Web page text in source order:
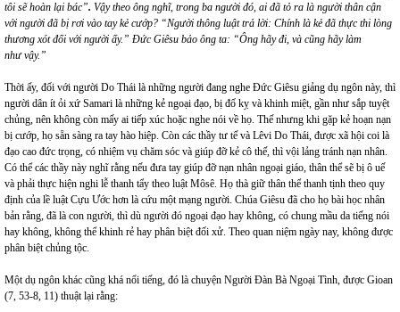
tôi sẽ hoàn lại bác”. Vậy theo ông nghĩ, trong ba người đó, ai đã tỏ ra là người thân cận
với người đã bị rơi vào tay kẻ cướp? “Người thông luật trả lời: Chính là kẻ đã thực thi lòng
thương xót đối với người ấy.” Đức Giêsu bảo ông ta: “Ông hãy đi, và cũng hãy làm
như vậy.”
Thời ấy, đối với người Do Thái là những người đang nghe Đức Giêsu giảng dụ ngôn này, thì
người dân ít ỏi xứ Samari là những kẻ ngoại đạo, bị đố kỵ và khinh miệt, gần như sắp tuyệt
chủng, nên không còn mấy ai tiếp xúc hoặc nghe nói về họ. Thế nhưng khi gặp kẻ hoạn nạn
bị cướp, họ sẵn sàng ra tay hào hiệp. Còn các thầy tư tế và Lêvi Do Thái, được xã hội coi là
đạo cao đức trọng, có nhiệm vụ chăm sóc và giúp đỡ kẻ cô thế, thì vội lảng tránh nạn nhân.
Có thể các thầy này nghĩ rằng nếu đưa tay giúp đỡ nạn nhân ngoại giáo, thân thể sẽ bị ô uế
và phải thực hiện nghi lễ thanh tẩy theo luật Môsê. Họ thà giữ thân thể thanh tịnh theo quy
định của lề luật Cựu Ước hơn là cứu một mạng người. Chúa Giêsu đã cho họ bài học nhân
bản rằng, đã là con người, thì dù người đó ngoại đạo hay không, có chung mầu da tiếng nói
hay không, không thể khinh rẻ hay phân biệt đối xử. Theo quan niệm ngày nay, không được
phân biệt chủng tộc.
Một dụ ngôn khác cũng khá nổi tiếng, đó là chuyện Người Đàn Bà Ngoại Tình, được Gioan
(7, 53-8, 11) thuật lại rằng: